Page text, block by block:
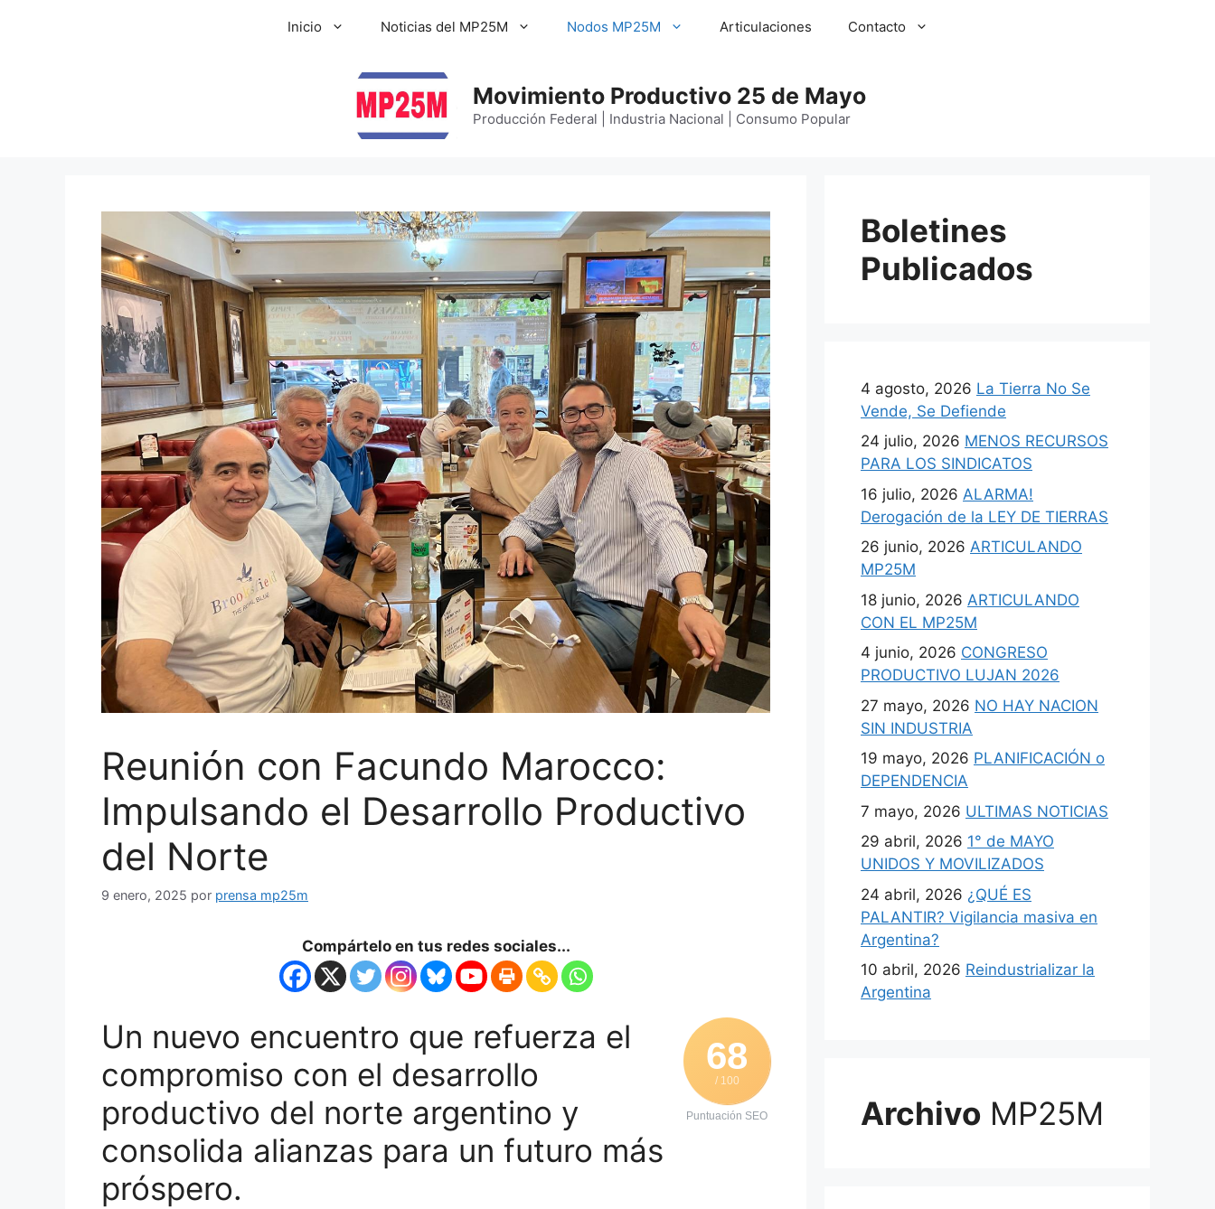
Inicio Noticias del MP25M Nodos MP25M Articulaciones Contacto
Movimiento Productivo 25 de Mayo
Producción Federal | Industria Nacional | Consumo Popular
Reunión con Facundo Marocco:
Impulsando el Desarrollo Productivo
del Norte
9 enero, 2025 por prensa mp25m
Compártelo en tus redes sociales...
68
/ 100
Puntuación SEO
Un nuevo encuentro que refuerza el
compromiso con el desarrollo
productivo del norte argentino y
consolida alianzas para un futuro más
próspero.
Boletines
Publicados
4 agosto, 2026 La Tierra No Se
Vende, Se Defiende
24 julio, 2026 MENOS RECURSOS
PARA LOS SINDICATOS
16 julio, 2026 ALARMA!
Derogación de la LEY DE TIERRAS
26 junio, 2026 ARTICULANDO
MP25M
18 junio, 2026 ARTICULANDO
CON EL MP25M
4 junio, 2026 CONGRESO
PRODUCTIVO LUJAN 2026
27 mayo, 2026 NO HAY NACION
SIN INDUSTRIA
19 mayo, 2026 PLANIFICACIÓN o
DEPENDENCIA
7 mayo, 2026 ULTIMAS NOTICIAS
29 abril, 2026 1° de MAYO
UNIDOS Y MOVILIZADOS
24 abril, 2026 ¿QUÉ ES
PALANTIR? Vigilancia masiva en
Argentina?
10 abril, 2026 Reindustrializar la
Argentina
Archivo MP25M